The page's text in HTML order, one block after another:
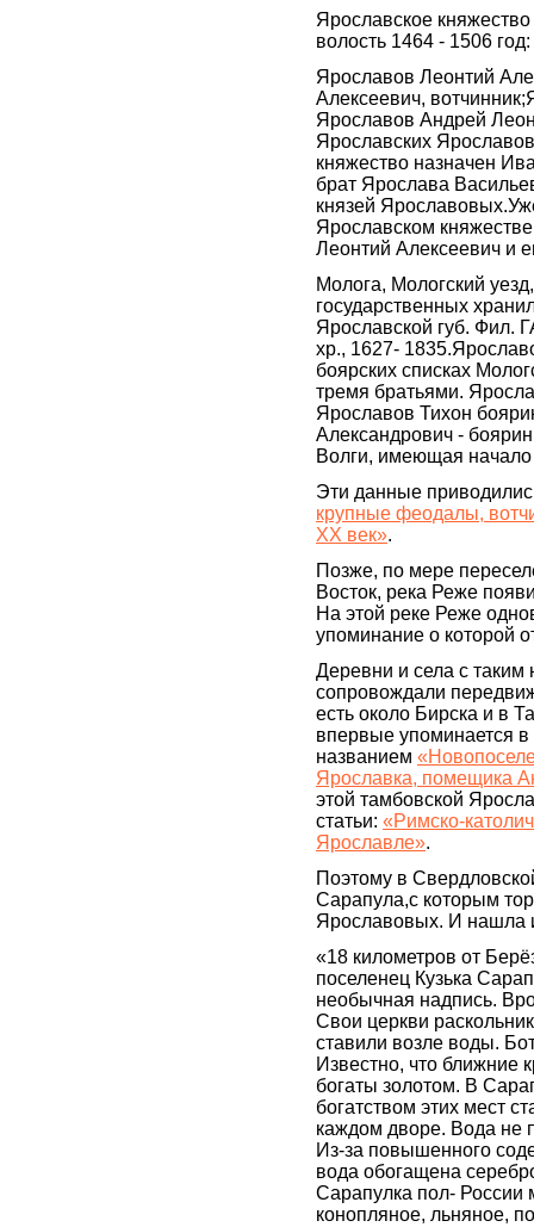
Ярославское
волость 1464 - 1506 год:
Ярославов Леонтий
Алексеевич,
Ярославов Андрей
Ярославских
княжество назначен
брат Ярослава
князей
Ярославском
Леонтий Алексеевич и
Молога, Мологский
государственных
Ярославской губ. Фил.
хр., 1627-
боярских списках
тремя братьями.
Ярославов Тихон
Александрович -
Волги, имеющая начало
Эти данные
крупные феодалы,
XX век».
Позже, по мере
Восток, река Реже
На этой реке Реже
упоминание о которой
Деревни и села с
сопровождали
есть около Бирска и в
впервые упоминается в
названием
Ярославка, помещика
этой тамбовской
статьи: «Римско-
Ярославле».
Поэтому в
Сарапула,с которым
Ярославовых. И нашла
«18 километров от
поселенец Кузька
необычная надпись.
Свои церкви
ставили возле воды.
Известно, что ближние
богаты золотом. В
богатством этих мест
каждом дворе. Вода не
Из-за повышенного
вода обогащена
Сарапулка пол- России
конопляное, льняное,